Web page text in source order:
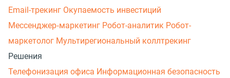
Email-трекинг Окупаемость инвестиций
Мессенджер‑маркетинг Робот-аналитик Робот-
маркетолог Мультирегиональный коллтрекинг
Решения
Телефонизация офиса Информационная безопасность